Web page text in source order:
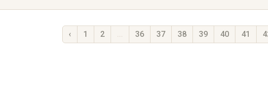
‹ 1 2 36 37 38 39 40 41